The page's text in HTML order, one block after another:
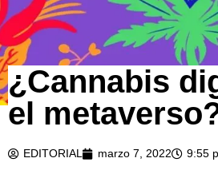
¿Cannabis
el
EDITORIAL marzo 7, 2022 9:55